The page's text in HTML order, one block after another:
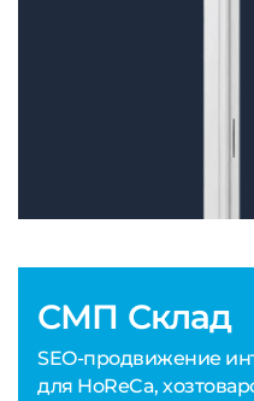
СМП Склад
SEO-продвижение
для HoReCa,